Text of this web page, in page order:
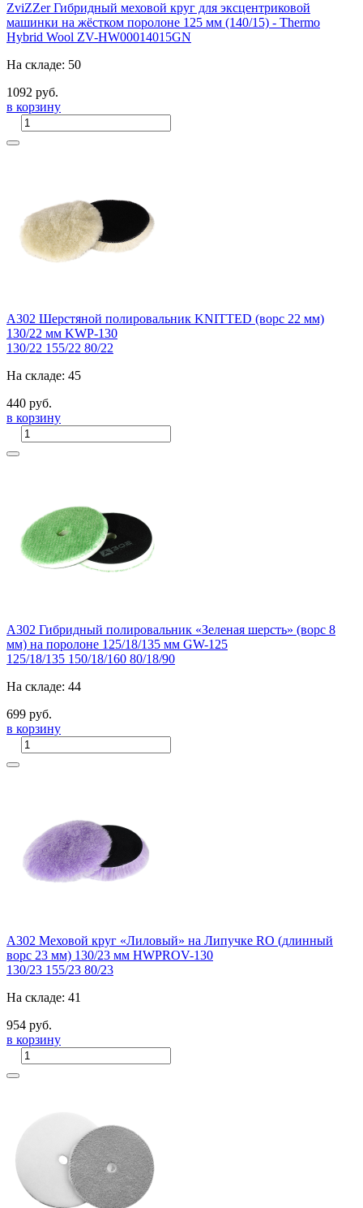
ZviZZer Гибридный меховой круг для эксцентриковой
машинки на жёстком поролоне 125 мм (140/15) - Thermo
Hybrid Wool ZV-HW00014015GN
На складе: 50
1092 руб.
в корзину
A302 Шерстяной полировальник KNITTED (ворс 22 мм)
130/22 мм KWP-130
130/22 155/22 80/22
На складе: 45
440 руб.
в корзину
A302 Гибридный полировальник «Зеленая шерсть» (ворс 8
мм) на поролоне 125/18/135 мм GW-125
125/18/135 150/18/160 80/18/90
На складе: 44
699 руб.
в корзину
A302 Меховой круг «Лиловый» на Липучке RO (длинный
ворс 23 мм) 130/23 мм HWPROV-130
130/23 155/23 80/23
На складе: 41
954 руб.
в корзину